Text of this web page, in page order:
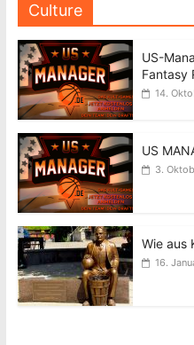
Culture
US-
Fantasy
14.
US
3.
Wie aus
16.